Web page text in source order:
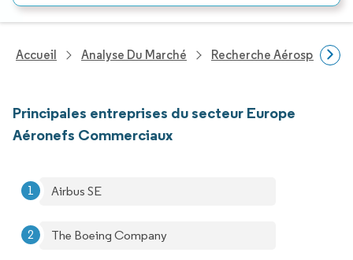
Accueil Analyse Du Marché Recherche Aérospatiale
Principales entreprises du secteur Europe
Aéronefs Commerciaux
Airbus SE
The Boeing Company